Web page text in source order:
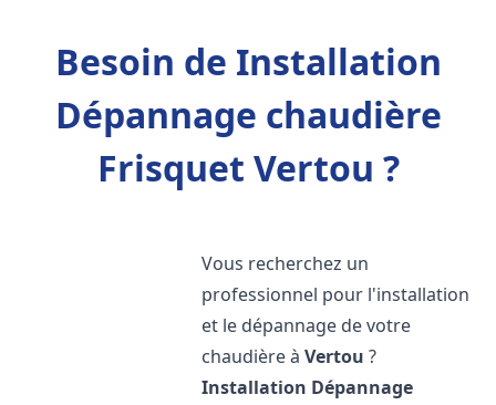
Besoin de Installation
Dépannage chaudière
Frisquet Vertou ?
Vous recherchez un
professionnel pour l'installation
et le dépannage de votre
chaudière àVertou ?
Installation Dépannage